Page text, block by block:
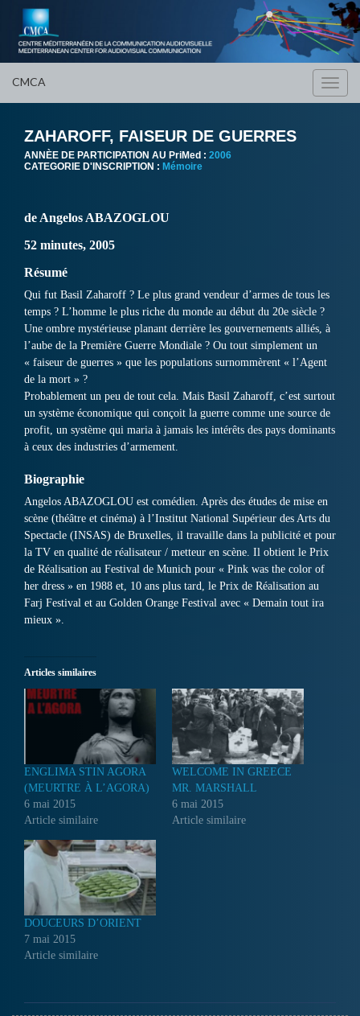
CMCA
ZAHAROFF, FAISEUR DE GUERRES
ANNÈE DE PARTICIPATION AU PriMed : 2006
CATEGORIE D'INSCRIPTION : Mémoire
de Angelos ABAZOGLOU
52 minutes, 2005
Résumé
Qui fut Basil Zaharoff ? Le plus grand vendeur d’armes de tous les
temps ? L’homme le plus riche du monde au début du 20e siècle ?
Une ombre mystérieuse planant derrière les gouvernements alliés, à
l’aube de la Première Guerre Mondiale ? Ou tout simplement un
« faiseur de guerres » que les populations surnommèrent « l’Agent
de la mort » ?
Probablement un peu de tout cela. Mais Basil Zaharoff, c’est surtout
un système économique qui conçoit la guerre comme une source de
profit, un système qui maria à jamais les intérêts des pays dominants
à ceux des industries d’armement.
Biographie
Angelos ABAZOGLOU est comédien. Après des études de mise en
scène (théâtre et cinéma) à l’Institut National Supérieur des Arts du
Spectacle (INSAS) de Bruxelles, il travaille dans la publicité et pour
la TV en qualité de réalisateur / metteur en scène. Il obtient le Prix
de Réalisation au Festival de Munich pour « Pink was the color of
her dress » en 1988 et, 10 ans plus tard, le Prix de Réalisation au
Farj Festival et au Golden Orange Festival avec « Demain tout ira
mieux ».
Articles similaires
ENGLIMA STIN AGORA
(MEURTRE À L’AGORA)
6 mai 2015
Article similaire
WELCOME IN GREECE
MR. MARSHALL
6 mai 2015
Article similaire
DOUCEURS D’ORIENT
7 mai 2015
Article similaire